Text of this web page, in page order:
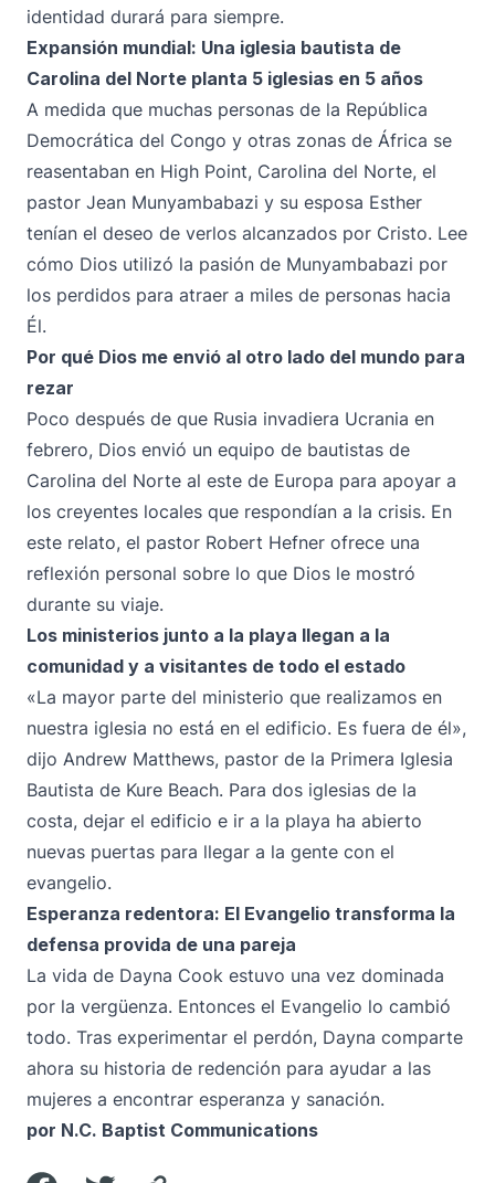
identidad durará para siempre.
Expansión mundial: Una iglesia bautista de
Carolina del Norte planta 5 iglesias en 5 años
A medida que muchas personas de la República
Democrática del Congo y otras zonas de África se
reasentaban en High Point, Carolina del Norte, el
pastor Jean Munyambabazi y su esposa Esther
tenían el deseo de verlos alcanzados por Cristo. Lee
cómo Dios utilizó la pasión de Munyambabazi por
los perdidos para atraer a miles de personas hacia
Él.
Por qué Dios me envió al otro lado del mundo para
rezar
Poco después de que Rusia invadiera Ucrania en
febrero, Dios envió un equipo de bautistas de
Carolina del Norte al este de Europa para apoyar a
los creyentes locales que respondían a la crisis. En
este relato, el pastor Robert Hefner ofrece una
reflexión personal sobre lo que Dios le mostró
durante su viaje.
Los ministerios junto a la playa llegan a la
comunidad y a visitantes de todo el estado
«La mayor parte del ministerio que realizamos en
nuestra iglesia no está en el edificio. Es fuera de él»,
dijo Andrew Matthews, pastor de la Primera Iglesia
Bautista de Kure Beach. Para dos iglesias de la
costa, dejar el edificio e ir a la playa ha abierto
nuevas puertas para llegar a la gente con el
evangelio.
Esperanza redentora: El Evangelio transforma la
defensa provida de una pareja
La vida de Dayna Cook estuvo una vez dominada
por la vergüenza. Entonces el Evangelio lo cambió
todo. Tras experimentar el perdón, Dayna comparte
ahora su historia de redención para ayudar a las
mujeres a encontrar esperanza y sanación.
por N.C. Baptist Communications